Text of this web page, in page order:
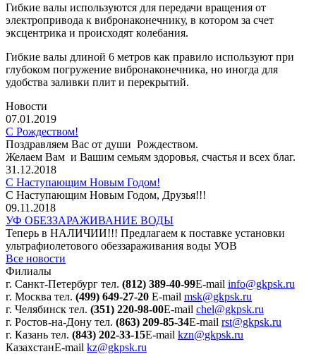
Гибкие валы используются для передачи вращения от
электропривода к вибронаконечнику, в котором за счет
эксцентрика и происходят колебания.
Гибкие валы длиной 6 метров как правило используют при
глубоком погружение вибронаконечника, но иногда для
удобства заливки плит и перекрытий.
Новости
07.01.2019
С Рождеством!
Поздравляем Вас от души Рождеством.
Желаем Вам и Вашим семьям здоровья, счастья и всех благ.
31.12.2018
С Наступающим Новым Годом!
С Наступающим Новым Годом, Друзья!!!
09.11.2018
УФ ОБЕЗЗАРАЖИВАНИЕ ВОДЫ
Теперь в НАЛИЧИИ!!! Предлагаем к поставке установки
ультрафиолетового обеззараживания воды УОВ
Все новости
Филиалы
г. Санкт-Петербург тел. (812) 389-40-99E-mail info@gkpsk.ru
г. Москва тел. (499) 649-27-20 E-mail msk@gkpsk.ru
г. Челябинск тел. (351) 220-98-00E-mail chel@gkpsk.ru
г. Ростов-на-Дону тел. (863) 209-85-34E-mail rst@gkpsk.ru
г. Казань тел. (843) 202-33-15E-mail kzn@gkpsk.ru
КазахстанE-mail kz@gkpsk.ru